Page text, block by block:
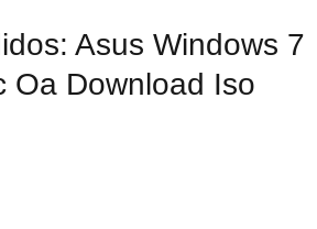
Asus Windows 7
Oa Download Iso